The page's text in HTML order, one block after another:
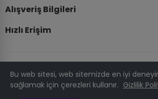
Alışveriş Bilgileri
Hızlı Erişim
© 2025 Telif Hakkı Hobizubi.com . Tüm
Bu web sitesi, web sitemizde en iyi
sağlamak için çerezleri kullanır. Gizlilik